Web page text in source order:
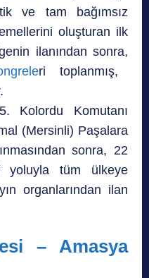
ve tam bağımsız
oluşturan ilk
ilanından sonra,
ri toplanmış,
Kolordu Komutanı
(Mersinli) Paşalara
sonra, 22
yoluyla tüm ülkeye
organlarından ilan
– Amasya